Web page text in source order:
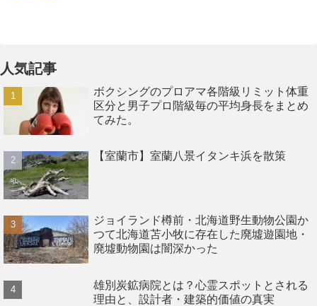
人気記事
ボクシングのプロアマ各階級リミット体重
区分と男子プロ階級毎の平均身長をまとめ
てみた。
【室蘭市】室蘭八景イタンキ浜を散策
ジョイランド樽前・北海道野生動物公園か
つて北海道苫小牧に存在した廃墟遊園地・
廃墟動物園は闇深かった
雄別炭鉱病院とは？心霊スポットとされる
理由と、設計者・建築的価値の真実